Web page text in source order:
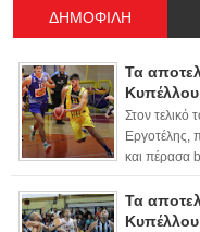
ΔΗΜΟΦΙΛΗ
Τα
Στον
Εργοτέλης,
και πέρασα
Τα